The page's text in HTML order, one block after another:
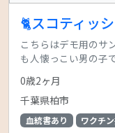
🐈スコティッ
こちらはデモ用のサ
も人懐っこい男の子
0歳2ヶ月
千葉県柏市
血統書あり ワクチ